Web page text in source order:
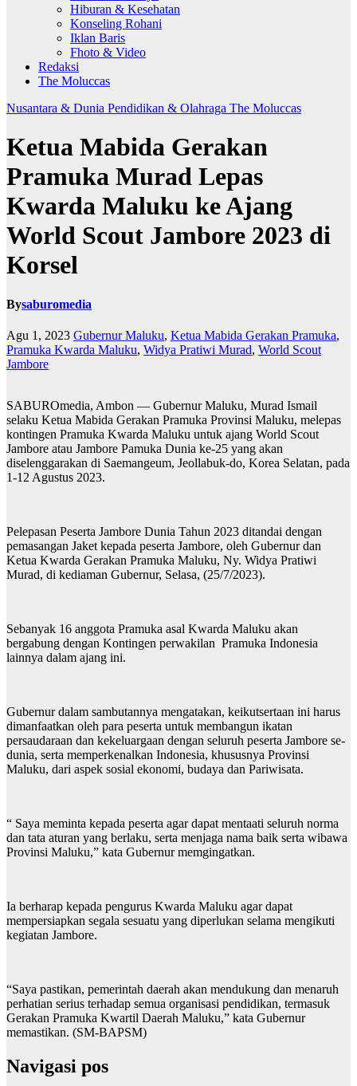
Hiburan & Kesehatan
Konseling Rohani
Iklan Baris
Fhoto & Video
Redaksi
The Moluccas
Nusantara & Dunia Pendidikan & Olahraga The Moluccas
Ketua Mabida Gerakan
Pramuka Murad Lepas
Kwarda Maluku ke Ajang
World Scout Jambore 2023 di
Korsel
Bysaburomedia
Agu 1, 2023 Gubernur Maluku, Ketua Mabida Gerakan Pramuka,
Pramuka Kwarda Maluku, Widya Pratiwi Murad, World Scout
Jambore
SABUROmedia, Ambon — Gubernur Maluku, Murad Ismail
selaku Ketua Mabida Gerakan Pramuka Provinsi Maluku, melepas
kontingen Pramuka Kwarda Maluku untuk ajang World Scout
Jambore atau Jambore Pamuka Dunia ke-25 yang akan
diselenggarakan di Saemangeum, Jeollabuk-do, Korea Selatan, pada
1-12 Agustus 2023.
Pelepasan Peserta Jambore Dunia Tahun 2023 ditandai dengan
pemasangan Jaket kepada peserta Jambore, oleh Gubernur dan
Ketua Kwarda Gerakan Pramuka Maluku, Ny. Widya Pratiwi
Murad, di kediaman Gubernur, Selasa, (25/7/2023).
Sebanyak 16 anggota Pramuka asal Kwarda Maluku akan
bergabung dengan Kontingen perwakilan Pramuka Indonesia
lainnya dalam ajang ini.
Gubernur dalam sambutannya mengatakan, keikutsertaan ini harus
dimanfaatkan oleh para peserta untuk membangun ikatan
persaudaraan dan kekeluargaan dengan seluruh peserta Jambore se-
dunia, serta memperkenalkan Indonesia, khususnya Provinsi
Maluku, dari aspek sosial ekonomi, budaya dan Pariwisata.
“ Saya meminta kepada peserta agar dapat mentaati seluruh norma
dan tata aturan yang berlaku, serta menjaga nama baik serta wibawa
Provinsi Maluku,” kata Gubernur memgingatkan.
Ia berharap kepada pengurus Kwarda Maluku agar dapat
mempersiapkan segala sesuatu yang diperlukan selama mengikuti
kegiatan Jambore.
“Saya pastikan, pemerintah daerah akan mendukung dan menaruh
perhatian serius terhadap semua organisasi pendidikan, termasuk
Gerakan Pramuka Kwartil Daerah Maluku,” kata Gubernur
memastikan. (SM-BAPSM)
Navigasi pos